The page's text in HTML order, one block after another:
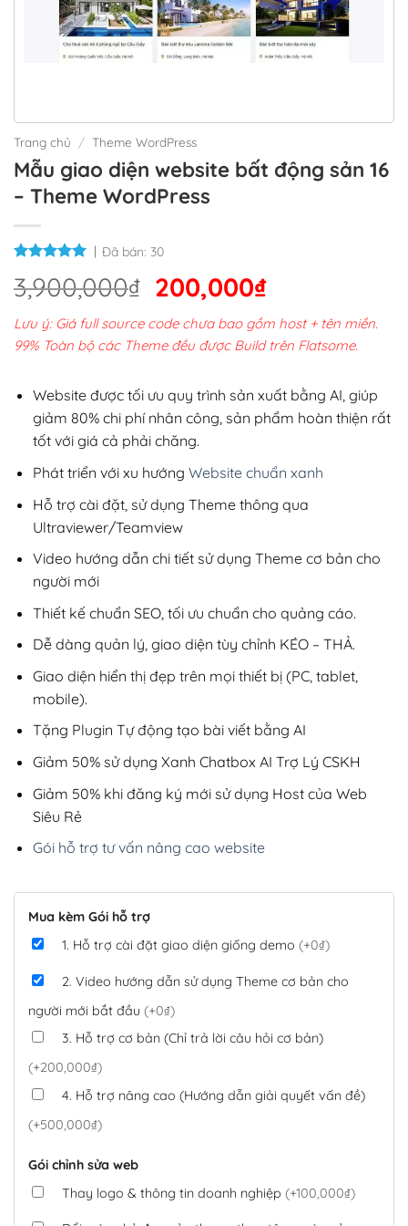
Trang chủ / Theme WordPress
Mẫu giao diện website bất động sản 16
– Theme WordPress
Đã bán: 30
3,900,000₫ Giá
gốc
là:
3,900,000₫.
200,000₫Giá
hiện
tại
200,000₫.
Lưu ý: Giá full source code chưa bao gồm host + tên miền.
99% Toàn bộ các Theme đều được Build trên Flatsome.
Website được tối ưu quy trình sản xuất bằng AI, giúp
giảm 80% chi phí nhân công, sản phẩm hoàn thiện rất
tốt với giá cả phải chăng.
Phát triển với xu hướng Website chuẩn xanh
Hỗ trợ cài đặt, sử dụng Theme thông qua
Ultraviewer/Teamview
Video hướng dẫn chi tiết sử dụng Theme cơ bản cho
người mới
Thiết kế chuẩn SEO, tối ưu chuẩn cho quảng cáo.
Dễ dàng quản lý, giao diện tùy chỉnh KÉO – THẢ.
Giao diện hiển thị đẹp trên mọi thiết bị (PC, tablet,
mobile).
Tặng Plugin Tự động tạo bài viết bằng AI
Giảm 50% sử dụng Xanh Chatbox AI Trợ Lý CSKH
Giảm 50% khi đăng ký mới sử dụng Host của Web
Siêu Rẻ
Gói hỗ trợ tư vấn nâng cao website
Mua kèm Gói hỗ trợ
1. Hỗ trợ cài đặt giao diện giống demo (+0₫)
2. Video hướng dẫn sử dụng Theme cơ bản cho
người mới bắt đầu (+0₫)
3. Hỗ trợ cơ bản (Chỉ trả lời câu hỏi cơ bản)
(+200,000₫)
4. Hỗ trợ nâng cao (Hướng dẫn giải quyết vấn đề)
(+500,000₫)
Gói chỉnh sửa web
Thay logo & thông tin doanh nghiệp (+100,000₫)